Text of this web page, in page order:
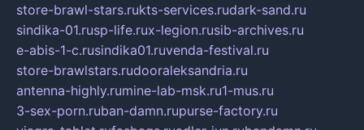
store-brawl-stars.rukts-services.rudark-sand.ru
sindika-01.rusp-life.rux-legion.rusib-archives.ru
e-abis-1-c.rusindika01.ruvenda-festival.ru
store-brawlstars.rudooraleksandria.ru
antenna-highly.rumine-lab-msk.ru1-mus.ru
3-sex-porn.ruban-damn.rupurse-factory.ru